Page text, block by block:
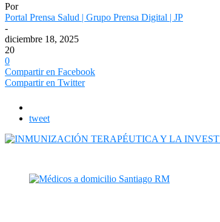
Por
Portal Prensa Salud | Grupo Prensa Digital | JP
-
diciembre 18, 2025
20
0
Compartir en Facebook
Compartir en Twitter
tweet